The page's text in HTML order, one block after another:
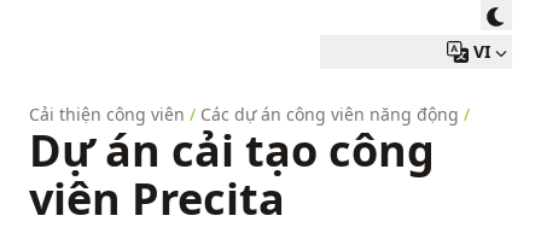
VI
Cải thiện công viên / Các dự án công viên năng động /
Dự án cải tạo công
viên Precita